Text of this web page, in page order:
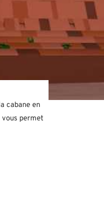
cabane en
permet